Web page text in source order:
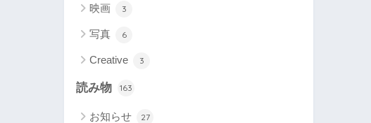
映画 3
写真 6
Creative 3
読み物 163
お知らせ 27